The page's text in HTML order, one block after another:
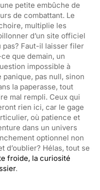
petite embûche de
de combattant. Le
multiplie les
d’un site officiel
pas? Faut-il laisser filer
que demain, un
impossible à
pas null, sinon
la paperasse, tout
mal rempli. Ceux qui
rien ici, car le gage
où patience et
dans un univers
optionnel non
d’oublier? Hélas, tout se
froide, la curiosité
.